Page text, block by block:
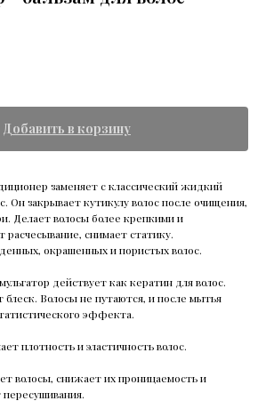
Добавить в корзину
заменяет с классический жидкий
Он закрывает кутикулу волос после очищения,
Делает волосы более крепкими и
расчесывание, снимает статику.
окрашенных и пористых волос.
действует как кератин для волос.
блеск. Волосы не путаются, и после мытья
эффекта.
плотность и эластичность волос.
волосы, снижает их проницаемость и